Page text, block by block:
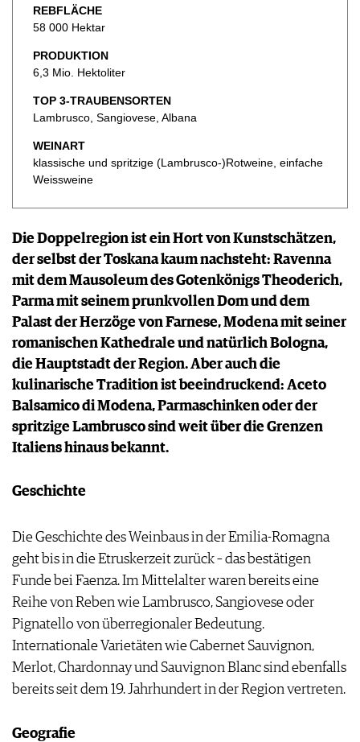
KULINARIK
REZEPTE
KLARTEXT
EXTRAS
ABO
AUSGABE
ARCHIV
VORTEILSWELT
MEDIATHEK
APPS
VIDEOS
BILDSTRECKEN
BÜCHER
WEINWIRTSCHAFT
ARCHIV
ANMELDEN
AWARDS
GEWINNSPIELE
VORTEILSWELT
TRINKREIFETABELLE
WEINSUCHE
FAQ
REBFLÄCHE
58 000 Hektar
PRODUKTION
6,3 Mio. Hektoliter
TOP 3-TRAUBENSORTEN
Lambrusco, Sangiovese, Albana
WEINART
klassische und spritzige (Lambrusco-)Rotweine, einfache
Weissweine
Die Doppelregion ist ein Hort von Kunstschätzen,
der selbst der Toskana kaum nachsteht: Ravenna
mit dem Mausoleum des Gotenkönigs Theoderich,
Parma mit seinem prunkvollen Dom und dem
Palast der Herzöge von Farnese, Modena mit seiner
romanischen Kathedrale und natürlich Bologna,
die Hauptstadt der Region. Aber auch die
kulinarische Tradition ist beeindruckend: Aceto
Balsamico di Modena, Parmaschinken oder der
spritzige Lambrusco sind weit über die Grenzen
Italiens hinaus bekannt.
Geschichte
Die Geschichte des Weinbaus in der Emilia-Romagna
geht bis in die Etruskerzeit zurück – das bestätigen
Funde bei Faenza. Im Mittelalter waren bereits eine
Reihe von Reben wie Lambrusco, Sangiovese oder
Pignatello von überregionaler Bedeutung.
Internationale Varietäten wie Cabernet Sauvignon,
Merlot, Chardonnay und Sauvignon Blanc sind ebenfalls
bereits seit dem 19. Jahrhundert in der Region vertreten.
Geografie